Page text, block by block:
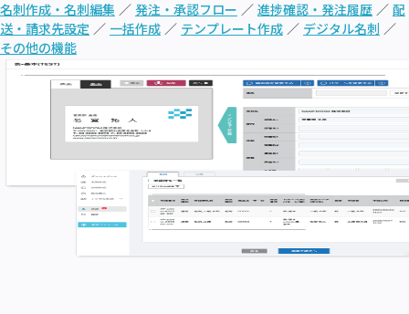
名刺作成・名刺編集 ／ 発注・承認フロー ／ 進捗確認・発注履歴 ／ 配
送・請求先設定 ／ 一括作成 ／ テンプレート作成 ／ デジタル名刺 ／
その他の機能